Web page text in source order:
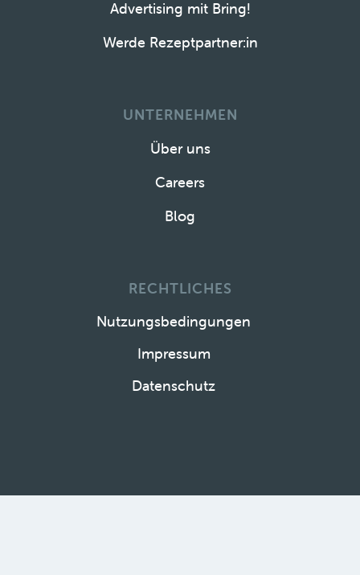
Advertising mit Bring!
Werde Rezeptpartner:in
UNTERNEHMEN
Über uns
Careers
Blog
RECHTLICHES
Nutzungsbedingungen
Impressum
Datenschutz